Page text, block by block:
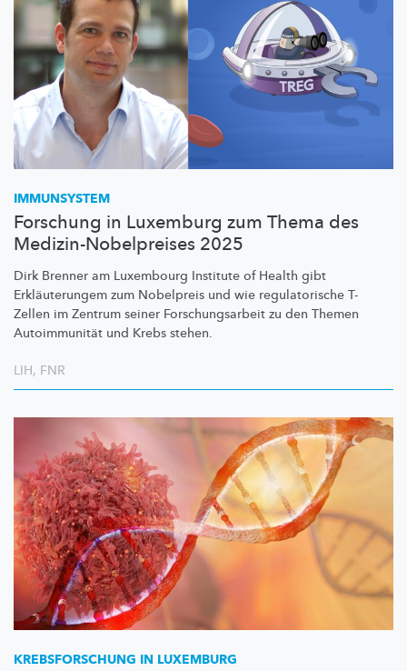
IMMUNSYSTEM
Forschung in Luxemburg zum Thema des
Medizin-Nobelpreises 2025
Dirk Brenner am Luxembourg Institute of Health gibt
Erkläuterungem zum Nobelpreis und wie regulatorische T-
Zellen im Zentrum seiner Forschungsarbeit zu den Themen
Autoimmunität und Krebs stehen.
LIH, FNR
KREBSFORSCHUNG IN LUXEMBURG